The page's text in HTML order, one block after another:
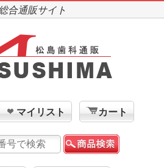
合通販サイト
マイリスト カート